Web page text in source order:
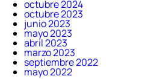
octubre 2024
octubre 2023
junio 2023
mayo 2023
abril 2023
marzo 2023
septiembre 2022
mayo 2022